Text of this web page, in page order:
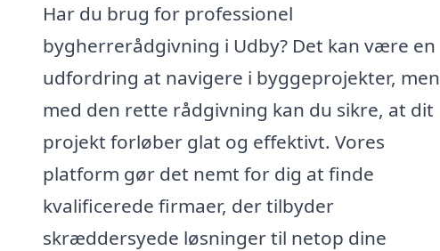
Har du brug for professionel
bygherrerådgivning i Udby? Det kan være en
udfordring at navigere i byggeprojekter, men
med den rette rådgivning kan du sikre, at dit
projekt forløber glat og effektivt. Vores
platform gør det nemt for dig at finde
kvalificerede firmaer, der tilbyder
skræddersyede løsninger til netop dine